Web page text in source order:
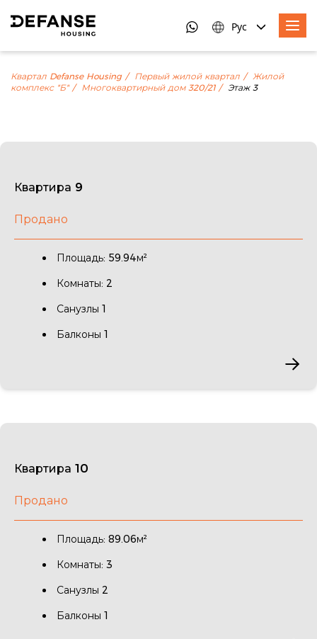
Рус
Квартал Defanse Housing Первый жилой квартал
Жилой
комплекс "Б"
Многоквартирный дом 320/21 Этаж 3
Квартира 9
Продано
Площадь: 59.94м²
Комнаты: 2
Санузлы 1
Балконы 1
Квартира 10
Продано
Площадь: 89.06м²
Комнаты: 3
Санузлы 2
Балконы 1